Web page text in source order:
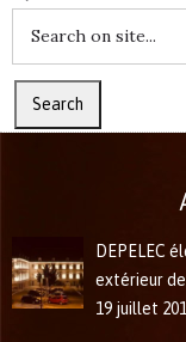
DEPELEC
extérieur
19 juillet